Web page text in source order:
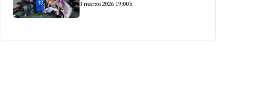
3 marzo 2026 19:00h